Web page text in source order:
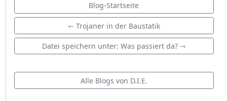
Blog-Startseite
⇽ Trojaner in der Baustatik
Datei speichern unter: Was passiert da? ⇾
Alle Blogs von D.I.E.